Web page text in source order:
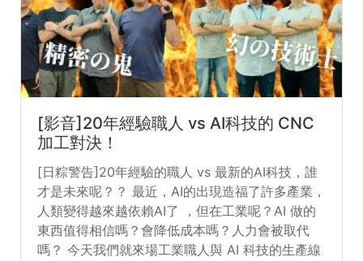
[影音]20年經驗職人 vs AI科技的 CNC
加工對決！
[日粽警告]20年經驗的職人 vs 最新的AI科技，誰
才是未來呢？？ 最近，AI的出現造福了許多產業，
人類變得越來越依賴AI了 ，但在工業呢？AI 做的
東⻄值得相信嗎？會降低成本嗎？人力會被取代
嗎？ 今天我們就來場工業職人與 AI 科技的生產線